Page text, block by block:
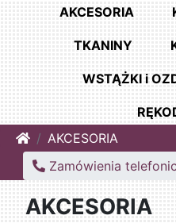
AKCESORIA
TKANINY
WSTĄŻKI i
HomeAKCESORIA
Zamówienia
AKCESORIA